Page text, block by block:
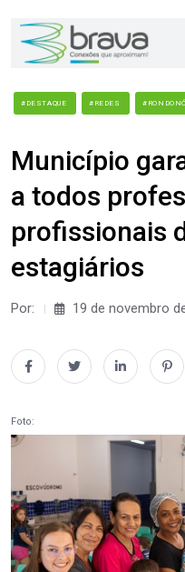
#DESTAQUE #REDES
Município
a todos
profissionais
estagiários
Por: 19 de novembro
Foto: